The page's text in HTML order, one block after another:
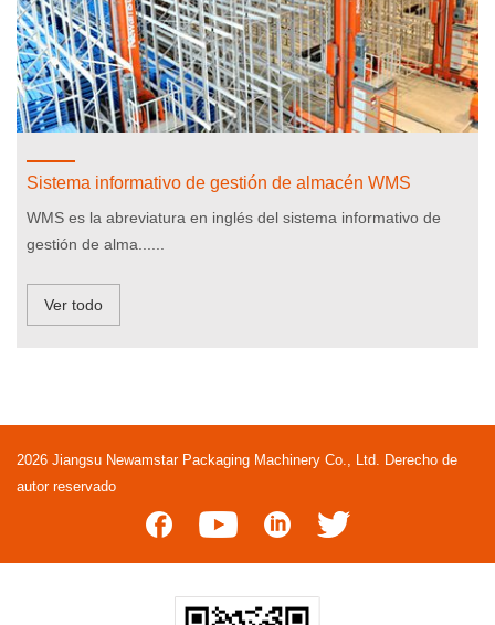
Sistema informativo de gestión de almacén WMS
WMS es la abreviatura en inglés del sistema informativo de
gestión de alma......
Ver todo
2026 Jiangsu Newamstar Packaging Machinery Co., Ltd. Derecho de
autor reservado